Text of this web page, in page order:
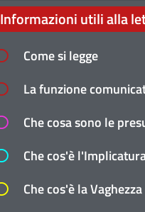
Informazioni utili alla
Come si legge
La funzione
Che cosa sono le
Che cos'è
Che cos'è la Vaghezza